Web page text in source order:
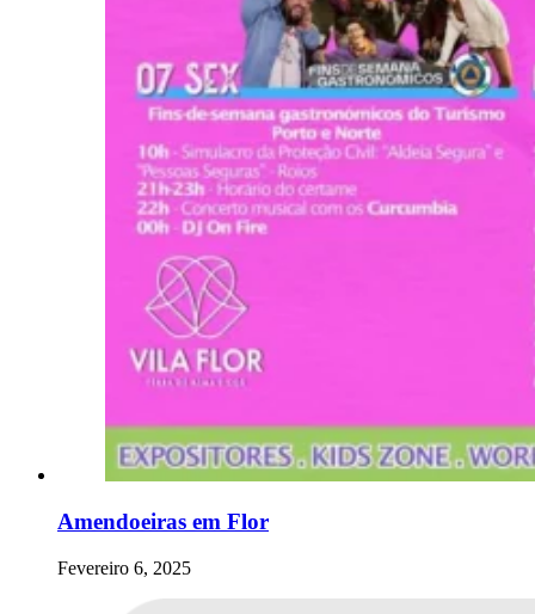
Amendoeiras em Flor
Fevereiro 6, 2025